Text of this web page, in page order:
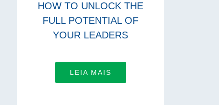
HOW TO UNLOCK THE
FULL POTENTIAL OF
YOUR LEADERS
LEIA MAIS